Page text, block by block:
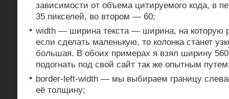
зависимости от объема цитируемого кода, в
35 пикселей, во втором — 60;
width — ширина текста — ширина, на которую
если сделать маленькую, то колонка станет
большая. В обоих примерах я взял ширину
подогнать под свой сайт так же опытным
border-left-width — мы выбираем границу
её толщину;